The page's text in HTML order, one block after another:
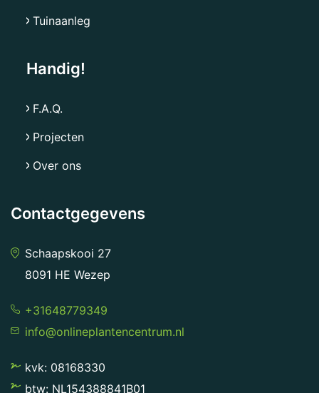
Tuinaanleg
Handig!
F.A.Q.
Projecten
Over ons
Contactgegevens
Schaapskooi 27
8091 HE Wezep
+31648779349
info@onlineplantencentrum.nl
kvk: 08168330
btw: NL154388841B01